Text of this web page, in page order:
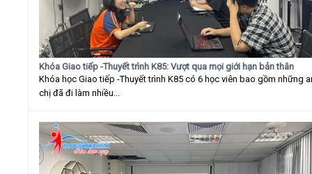
Khóa Giao tiếp -Thuyết trình K85: Vượt qua mọi giới hạn bản thân
Khóa học Giao tiếp -Thuyết trình K85 có 6 học viên bao gồm những
chị đã đi làm nhiều...